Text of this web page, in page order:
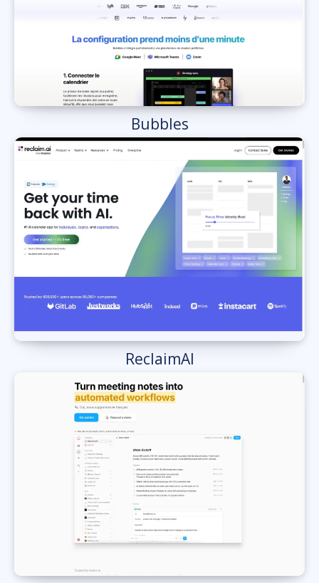
Bubbles
ReclaimAI